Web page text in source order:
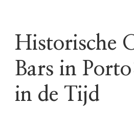
Historische
Bars in
in de Tijd